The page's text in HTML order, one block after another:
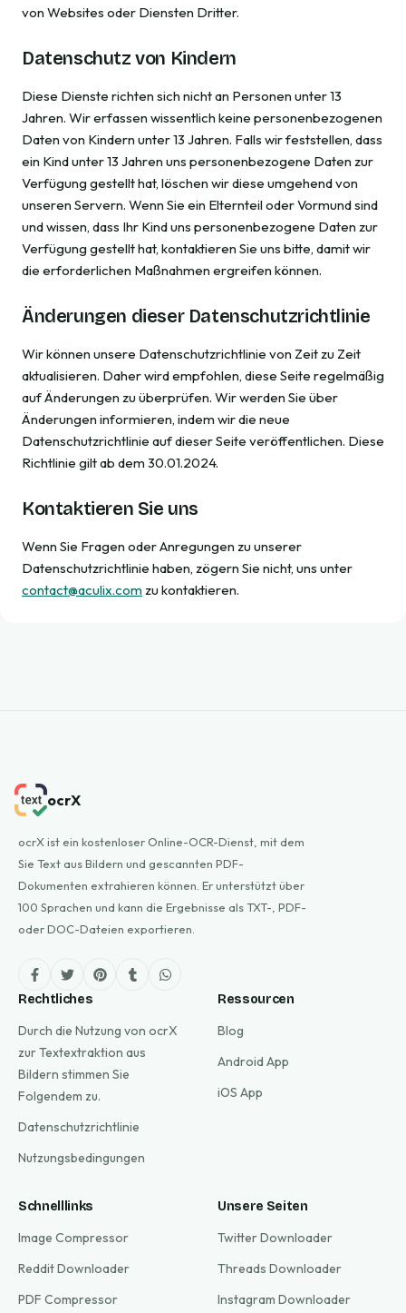
von Websites oder Diensten Dritter.
Datenschutz von Kindern
Diese Dienste richten sich nicht an Personen unter 13
Jahren. Wir erfassen wissentlich keine personenbezogenen
Daten von Kindern unter 13 Jahren. Falls wir feststellen, dass
ein Kind unter 13 Jahren uns personenbezogene Daten zur
Verfügung gestellt hat, löschen wir diese umgehend von
unseren Servern. Wenn Sie ein Elternteil oder Vormund sind
und wissen, dass Ihr Kind uns personenbezogene Daten zur
Verfügung gestellt hat, kontaktieren Sie uns bitte, damit wir
die erforderlichen Maßnahmen ergreifen können.
Änderungen dieser Datenschutzrichtlinie
Wir können unsere Datenschutzrichtlinie von Zeit zu Zeit
aktualisieren. Daher wird empfohlen, diese Seite regelmäßig
auf Änderungen zu überprüfen. Wir werden Sie über
Änderungen informieren, indem wir die neue
Datenschutzrichtlinie auf dieser Seite veröffentlichen. Diese
Richtlinie gilt ab dem 30.01.2024.
Kontaktieren Sie uns
Wenn Sie Fragen oder Anregungen zu unserer
Datenschutzrichtlinie haben, zögern Sie nicht, uns unter
contact@aculix.comzu kontaktieren.
ocrX
ocrX ist ein kostenloser Online-OCR-Dienst, mit dem
Sie Text aus Bildern und gescannten PDF-
Dokumenten extrahieren können. Er unterstützt über
100 Sprachen und kann die Ergebnisse als TXT-, PDF-
oder DOC-Dateien exportieren.
Rechtliches
Durch die Nutzung von ocrX
zur Textextraktion aus
Bildern stimmen Sie
Folgendem zu.
Datenschutzrichtlinie
Nutzungsbedingungen
Ressourcen
Blog
Android App
iOS App
Schnelllinks
Image Compressor
Reddit Downloader
PDF Compressor
Unsere Seiten
Twitter Downloader
Threads Downloader
Instagram Downloader